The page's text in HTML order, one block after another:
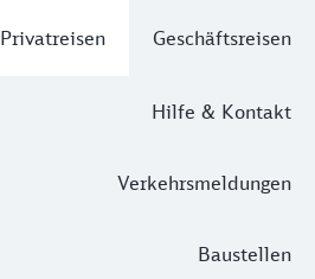
Privatreisen Geschäftsreisen
Hilfe & Kontakt
Verkehrsmeldungen
Baustellen